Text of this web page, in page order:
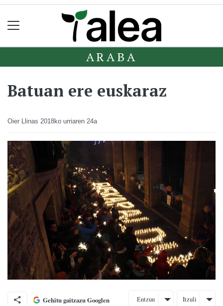
ARABA
Batuan ere euskaraz
Oier Llinas 2018ko urriaren 24a
Gehitu gaitzazu Googlen Entzun Itzuli